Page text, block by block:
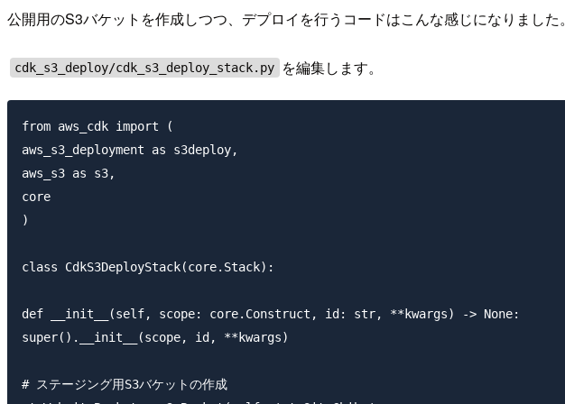
公開用のS3バケットを作成しつつ、デプロイを行うコードはこんな感じになりました。
cdk_s3_deploy/cdk_s3_deploy_stack.py を編集します。
from aws_cdk import (
aws_s3_deployment as s3deploy,
aws_s3 as s3,
core
)
class CdkS3DeployStack(core.Stack):
def __init__(self, scope: core.Construct, id: str, **kwargs) -> None:
super().__init__(scope, id, **kwargs)
# ステージング用S3バケットの作成